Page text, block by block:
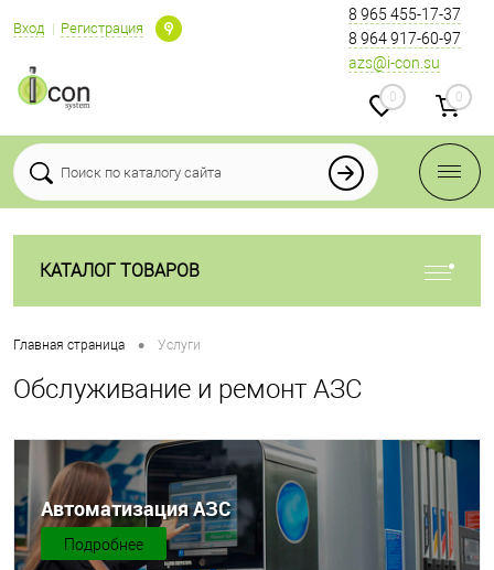
Вход Регистрация
8 965 455-17-37
8 964 917-60-97
azs@i-con.su
0 0
КАТАЛОГ ТОВАРОВ
Главная страница • Услуги
Обслуживание и ремонт АЗС
Автоматизация АЗС
Подробнее